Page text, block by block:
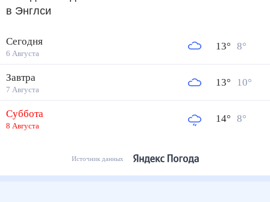
в Энглси
Сегодня
6 Августа
13° 8°
Завтра
7 Августа
13° 10°
Суббота
8 Августа
14° 8°
Источник данных